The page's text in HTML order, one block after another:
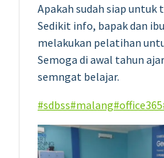
Apakah sudah siap untuk
Sedikit info, bapak dan
melakukan pelatihan
Semoga di awal tahun
semngat belajar.
#sdbss#malang#office365